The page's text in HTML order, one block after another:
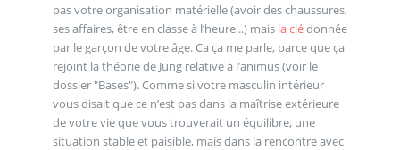
pas votre organisation matérielle (avoir des chaussures,
ses affaires, être en classe à l’heure...) mais la clédonnée
par le garçon de votre âge. Ca ça me parle, parce que ça
rejoint la théorie de Jung relative à l’animus (voir le
dossier "Bases"). Comme si votre masculin intérieur
vous disait que ce n’est pas dans la maîtrise extérieure
de votre vie que vous trouverait un équilibre, une
situation stable et paisible, mais dans la rencontre avec